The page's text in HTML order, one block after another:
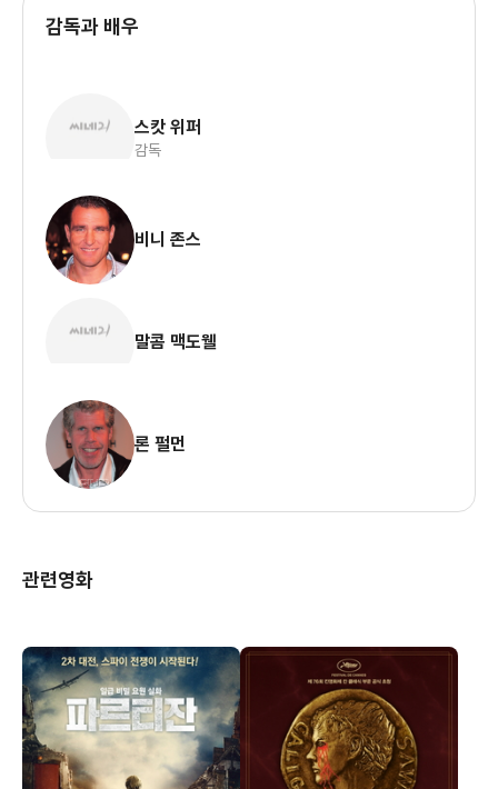
감독과 배우
스캇 위퍼
감독
비니 존스
말콤 맥도웰
론 펄먼
관련영화